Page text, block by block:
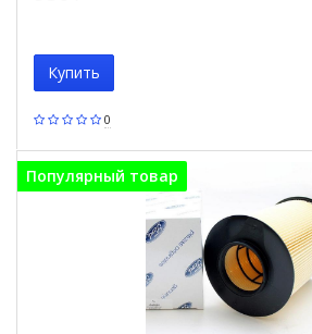
0
Купить
Популярный товар